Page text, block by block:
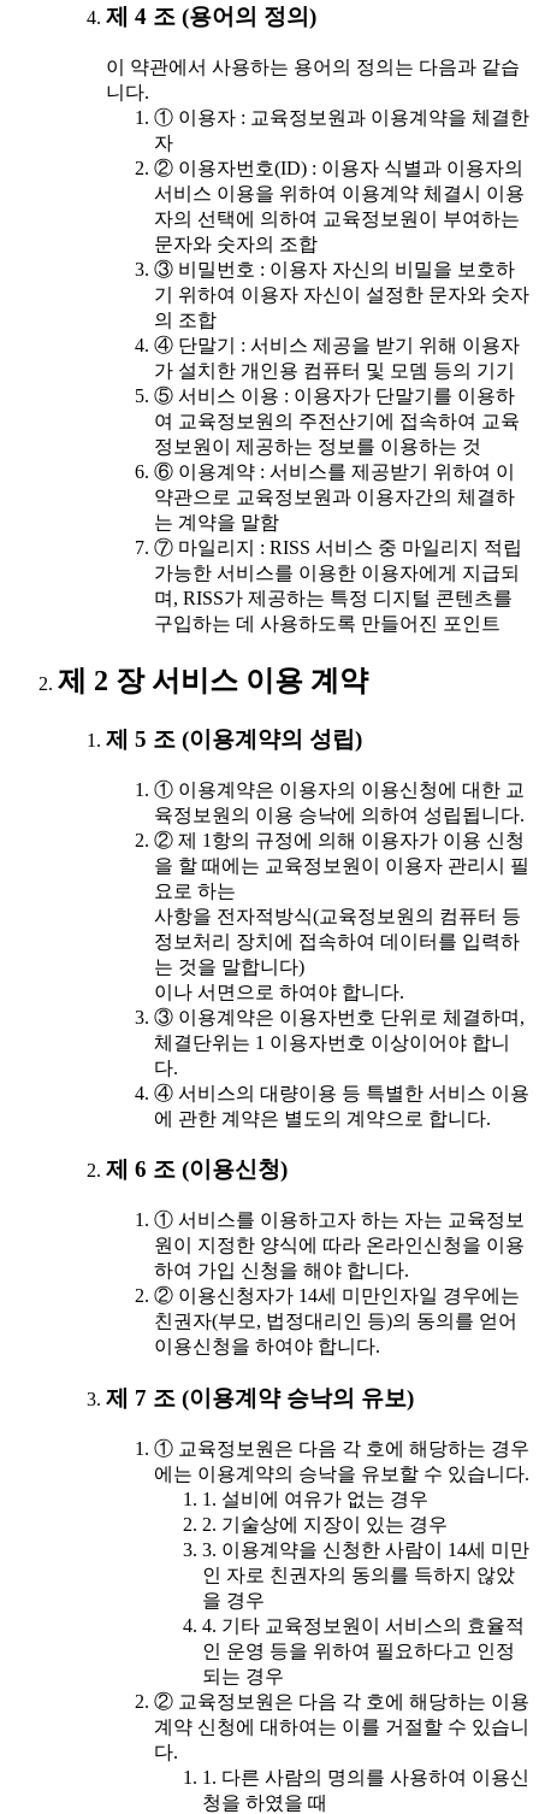
제 4 조 (용어의 정의)
이 약관에서 사용하는 용어의 정의는 다음과 같습
니다.
① 이용자 : 교육정보원과 이용계약을 체결한
자
② 이용자번호(ID) : 이용자 식별과 이용자의
서비스 이용을 위하여 이용계약 체결시 이용
자의 선택에 의하여 교육정보원이 부여하는
문자와 숫자의 조합
③ 비밀번호 : 이용자 자신의 비밀을 보호하
기 위하여 이용자 자신이 설정한 문자와 숫자
의 조합
④ 단말기 : 서비스 제공을 받기 위해 이용자
가 설치한 개인용 컴퓨터 및 모뎀 등의 기기
⑤ 서비스 이용 : 이용자가 단말기를 이용하
여 교육정보원의 주전산기에 접속하여 교육
정보원이 제공하는 정보를 이용하는 것
⑥ 이용계약 : 서비스를 제공받기 위하여 이
약관으로 교육정보원과 이용자간의 체결하
는 계약을 말함
⑦ 마일리지 : RISS 서비스 중 마일리지 적립
가능한 서비스를 이용한 이용자에게 지급되
며, RISS가 제공하는 특정 디지털 콘텐츠를
구입하는 데 사용하도록 만들어진 포인트
제 2 장 서비스 이용 계약
제 5 조 (이용계약의 성립)
① 이용계약은 이용자의 이용신청에 대한 교
육정보원의 이용 승낙에 의하여 성립됩니다.
② 제 1항의 규정에 의해 이용자가 이용 신청
을 할 때에는 교육정보원이 이용자 관리시 필
요로 하는
사항을 전자적방식(교육정보원의 컴퓨터 등
정보처리 장치에 접속하여 데이터를 입력하
는 것을 말합니다)
이나 서면으로 하여야 합니다.
③ 이용계약은 이용자번호 단위로 체결하며,
체결단위는 1 이용자번호 이상이어야 합니
다.
④ 서비스의 대량이용 등 특별한 서비스 이용
에 관한 계약은 별도의 계약으로 합니다.
제 6 조 (이용신청)
① 서비스를 이용하고자 하는 자는 교육정보
원이 지정한 양식에 따라 온라인신청을 이용
하여 가입 신청을 해야 합니다.
② 이용신청자가 14세 미만인자일 경우에는
친권자(부모, 법정대리인 등)의 동의를 얻어
이용신청을 하여야 합니다.
제 7 조 (이용계약 승낙의 유보)
① 교육정보원은 다음 각 호에 해당하는 경우
에는 이용계약의 승낙을 유보할 수 있습니다.
1. 설비에 여유가 없는 경우
2. 기술상에 지장이 있는 경우
3. 이용계약을 신청한 사람이 14세 미만
인 자로 친권자의 동의를 득하지 않았
을 경우
4. 기타 교육정보원이 서비스의 효율적
인 운영 등을 위하여 필요하다고 인정
되는 경우
② 교육정보원은 다음 각 호에 해당하는 이용
계약 신청에 대하여는 이를 거절할 수 있습니
다.
1. 다른 사람의 명의를 사용하여 이용신
청을 하였을 때